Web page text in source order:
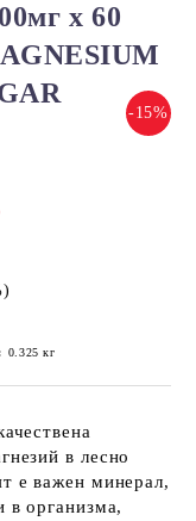
х 60
-15%
0.325 кг
в лесно
е важен минерал,
в организма,